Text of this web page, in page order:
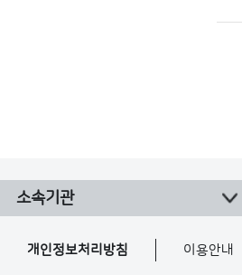
소속기관
개인정보처리방침 이용안내